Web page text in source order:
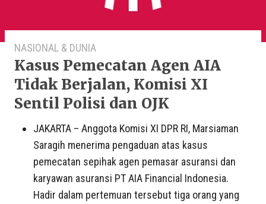
NASIONAL & DUNIA
Kasus Pemecatan Agen AIA
Tidak Berjalan, Komisi XI
Sentil Polisi dan OJK
JAKARTA – Anggota Komisi XI DPR RI, Marsiaman
Saragih menerima pengaduan atas kasus
pemecatan sepihak agen pemasar asuransi dan
karyawan asuransi PT AIA Financial Indonesia.
Hadir dalam pertemuan tersebut tiga orang yang